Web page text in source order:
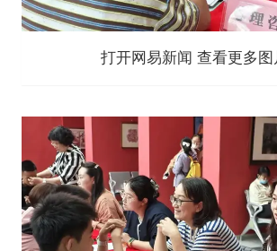
打开网易新闻 查看更多图